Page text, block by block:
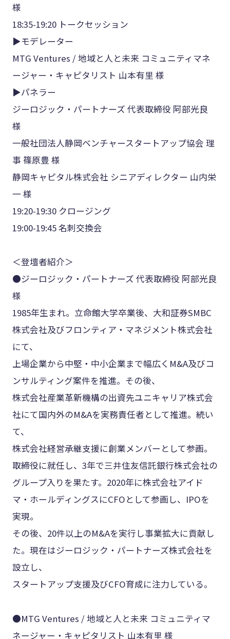
様
18:35-19:20 トークセッション
▶モデレーター
MTG Ventures / 地域と人と未来 コミュニティマネ
ージャー・キャピタリスト 山本有里 様
▶パネラー
ジーロジック・パートナーズ 代表取締役 阿部光良
様
一般社団法人静岡ベンチャースタートアップ協会 理
事 篠原豊 様
静岡キャピタル株式会社 シニアディレクター 山内栄
一 様
19:20-19:30 クロージング
19:00-19:45 名刺交換会
＜登壇者紹介＞
●ジーロジック・パートナーズ 代表取締役 阿部光良
様
1985年生まれ。立命館大学卒業後、大和証券SMBC
株式会社及びフロンティア・マネジメント株式会社
にて、
上場企業から中堅・中小企業まで幅広くM&A及びコ
ンサルティング案件を推進。その後、
株式会社産業革新機構の出資先ユニキャリア株式会
社にて国内外のM&Aを実務責任者として推進。続い
て、
株式会社経営承継支援に創業メンバーとして参画。
取締役に就任し、3年で三井住友信託銀行株式会社の
グループ入りを果たす。2020年に株式会社アイド
マ・ホールディングスにCFOとして参画し、IPOを
実現。
その後、20件以上のM&Aを実行し事業拡大に貢献し
た。現在はジーロジック・パートナーズ株式会社を
設立し、
スタートアップ支援及びCFO育成に注力している。
●MTG Ventures / 地域と人と未来 コミュニティマ
ネージャー・キャピタリスト 山本有里 様